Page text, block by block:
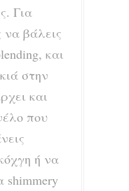
Για
βάλεις
και
στην
και
που
ή να
shimmery